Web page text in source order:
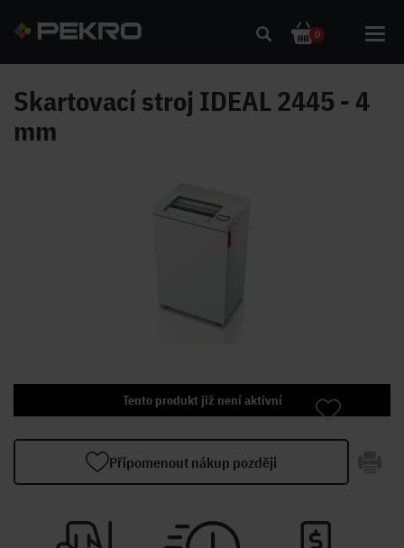
0
Skartovací stroj IDEAL 2445 - 4
mm
Tento produkt již není aktivní
Připomenout nákup později